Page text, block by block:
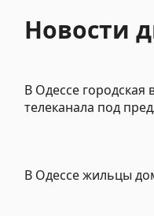
Новости
В Одессе городская
телеканала под
В Одессе жильцы